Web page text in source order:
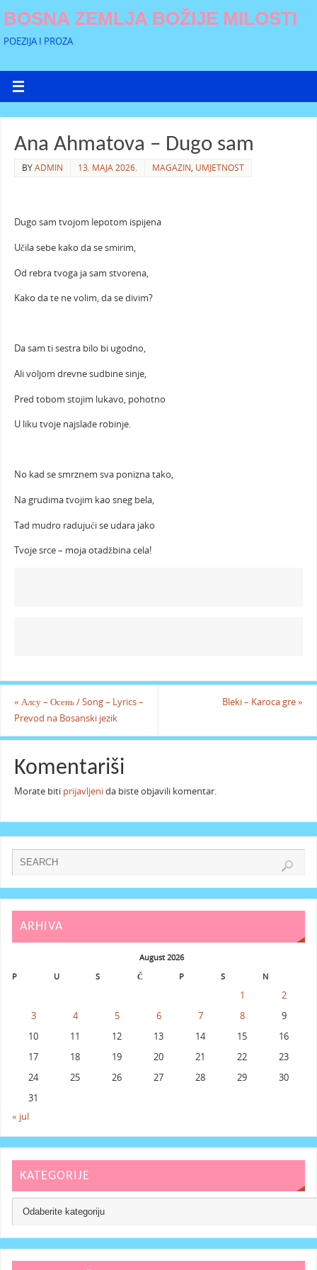
BOSNA ZEMLJA BOŽIJE MILOSTI
POEZIJA I PROZA
Ana Ahmatova – Dugo sam
BYADMIN 13. MAJA 2026. MAGAZIN, UMJETNOST
Dugo sam tvojom lepotom ispijena
Učila sebe kako da se smirim,
Od rebra tvoga ja sam stvorena,
Kako da te ne volim, da se divim?
Da sam ti sestra bilo bi ugodno,
Ali voljom drevne sudbine sinje,
Pred tobom stojim lukavo, pohotno
U liku tvoje najslađe robinje.
No kad se smrznem sva ponizna tako,
Na grudima tvojim kao sneg bela,
Tad mudro radujući se udara jako
Tvoje srce – moja otadžbina cela!
« Алсу – Осень / Song – Lyrics –
Prevod na Bosanski jezik
Bleki – Karoca gre»
Komentariši
Morate biti prijavljenida biste objavili komentar.
ARHIVA
August 2026
P
U S Č P S N
1
2
3
4 5 6 7 8
9
10
11 12 13 14 15
16
17
18 19 20 21 22
23
24
25 26 27 28 29
30
31
« jul
KATEGORIJE